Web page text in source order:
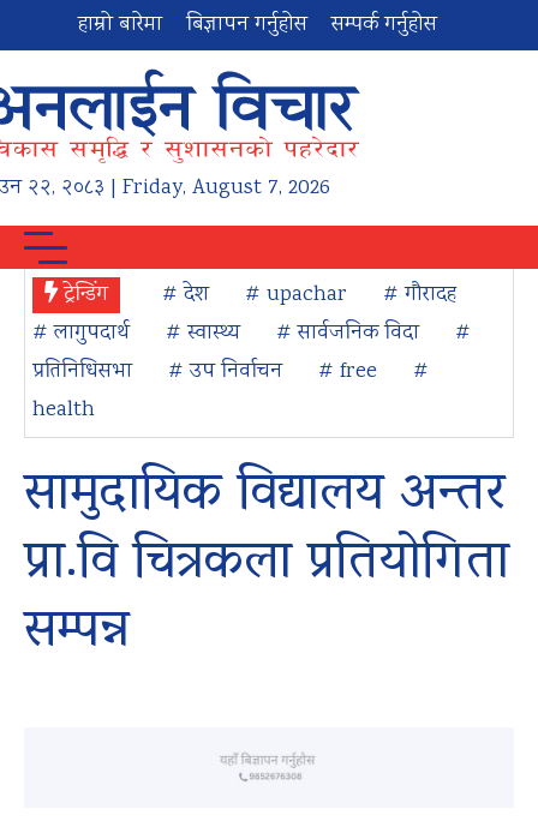
हाम्रो बारेमा बिज्ञापन गर्नुहोस सम्पर्क गर्नुहोस
२२, २०८३ | Friday, August 7, 2026
ट्रेन्डिंग # देश # upachar
# गौरादह
# लागुपदार्थ
# स्वास्थ्य # सार्वजनिक विदा
#
प्रतिनिधिसभा
# उप निर्वाचन # free
#
health
सामुदायिक विद्यालय अन्तर
प्रा.वि चित्रकला प्रतियोगिता
सम्पन्न